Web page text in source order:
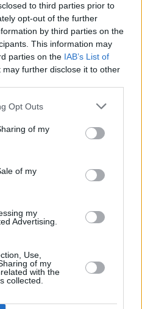
to third parties prior to
opt-out of the further
by third parties on the
This information may
parties on the IAB’s List of
may further disclose it to other
Opt Outs
of my
of my
my
Advertising.
Use,
of my
with the
collected.
Dalies